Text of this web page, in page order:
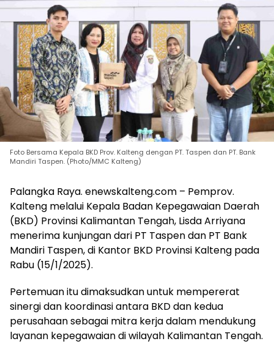
Foto Bersama Kepala BKD Prov. Kalteng dengan PT. Taspen dan PT. Bank
Mandiri Taspen. (Photo/MMC Kalteng)
Palangka Raya. enewskalteng.com – Pemprov.
Kalteng melalui Kepala Badan Kepegawaian Daerah
(BKD) Provinsi Kalimantan Tengah, Lisda Arriyana
menerima kunjungan dari PT Taspen dan PT Bank
Mandiri Taspen, di Kantor BKD Provinsi Kalteng pada
Rabu (15/1/2025).
Pertemuan itu dimaksudkan untuk mempererat
sinergi dan koordinasi antara BKD dan kedua
perusahaan sebagai mitra kerja dalam mendukung
layanan kepegawaian di wilayah Kalimantan Tengah.